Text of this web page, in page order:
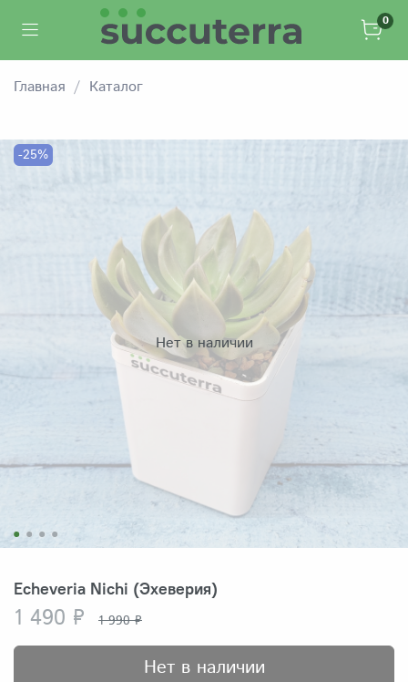
0
Главная Каталог
Нет в наличии
-25%
Echeveria Nichi (Эхеверия)
1 490 ₽ 1 990 ₽
Нет в наличии